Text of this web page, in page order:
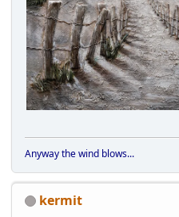
Anyway the wind blows...
kermit